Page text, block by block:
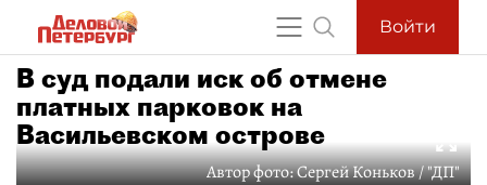
Войти
В суд подали иск об отмене
платных парковок на
Васильевском острове
Автор фото:Сергей Коньков / "ДП"